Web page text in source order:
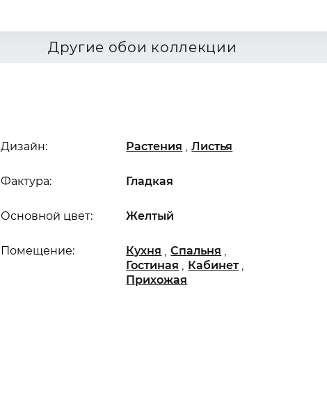
Другие обои коллекции
Основной цвет: Желтый
Дизайн: Растения ,Листья
Помещение: Кухня ,Спальня ,
Гостиная , Кабинет ,
Прихожая
Фактура: Гладкая